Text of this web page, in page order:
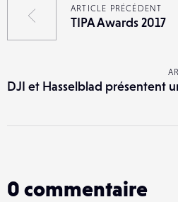
ARTICLE PRÉCÉDENT
TIPA Awards 2017
0 commentaire